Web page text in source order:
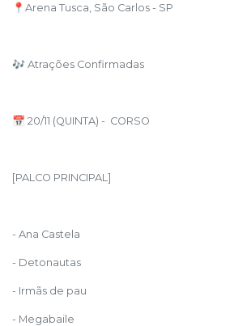
📍Arena Tusca, São Carlos - SP
🎶 Atrações Confirmadas
📅 20/11 (QUINTA) - CORSO
[PALCO PRINCIPAL]
- Ana Castela
- Detonautas
- Irmãs de pau
- Megabaile